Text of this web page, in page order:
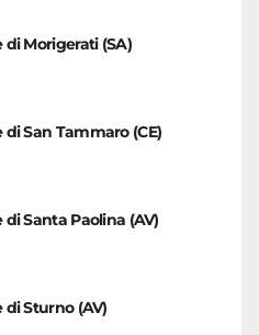
Morigerati (SA)
San Tammaro (CE)
Santa Paolina (AV)
Sturno (AV)